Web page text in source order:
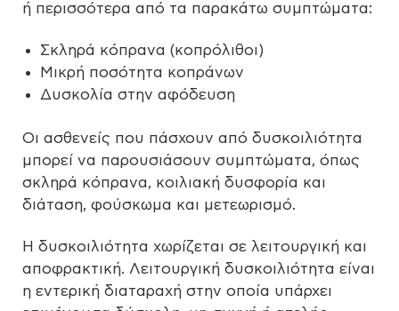
ή περισσότερα από τα παρακάτω συμπτώματα:
Σκληρά κόπρανα (κοπρόλιθοι)
Μικρή ποσότητα κοπράνων
Δυσκολία στην αφόδευση
Οι ασθενείς που πάσχουν από δυσκοιλιότητα
μπορεί να παρουσιάσουν συμπτώματα, όπως
σκληρά κόπρανα, κοιλιακή δυσφορία και
διάταση, φούσκωμα και μετεωρισμό.
Η δυσκοιλιότητα χωρίζεται σε λειτουργική και
αποφρακτική. Λειτουργική δυσκοιλιότητα είναι
η εντερική διαταραχή στην οποία υπάρχει